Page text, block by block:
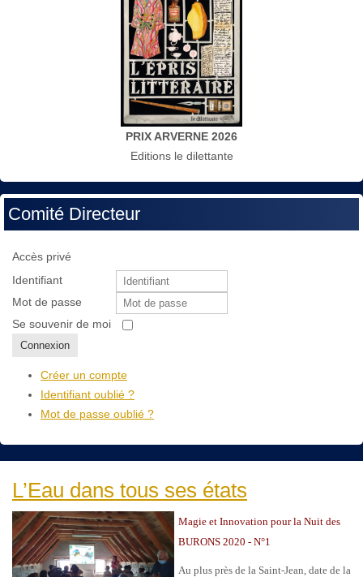
PRIX ARVERNE 2026
Editions le dilettante
Comité Directeur
Accès privé
Identifiant
Mot de passe
Se souvenir de moi
Connexion
Créer un compte
Identifiant oublié ?
Mot de passe oublié ?
L’Eau dans tous ses états
Magie et Innovation pour la Nuit des
BURONS 2020 - N°1
Au plus près de la Saint-Jean, date de la